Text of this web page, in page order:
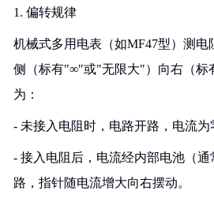
1. 偏转规律
机械式多用电表（如MF47型）测
侧（标有"∞"或"无限大"）向右（标
为：
- 未接入电阻时，电路开路，电流为
- 接入电阻后，电流经内部电池（通
路，指针随电流增大向右摆动。